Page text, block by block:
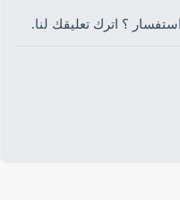
؟ اترك تعليقك لنا.